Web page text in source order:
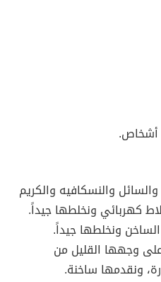
أشخاص.
والنسكافيه والكريم
كهربائي ونخلطها جيداً.
ونخلطها جيداً.
وجهها القليل من
ونقدمها ساخنة.